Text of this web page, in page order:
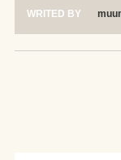
WRITED BY